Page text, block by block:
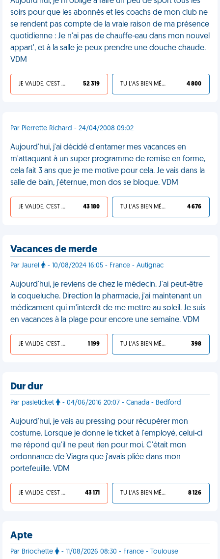
soirs pour que les abonnés et les coachs de mon club ne
se rendent pas compte de la vraie raison de ma présence
quotidienne : Je n'ai pas de chauffe-eau dans mon nouvel
appart', et à la salle je peux prendre une douche chaude.
VDM
JE VALIDE, C'EST UNE VDM 52 319 TU L'AS BIEN MÉRITÉ 4 800
Par Pierrette Richard - 24/04/2008 09:02
Aujourd'hui, j'ai décidé d'entamer mes vacances en
m'attaquant à un super programme de remise en forme,
cela fait 3 ans que je me motive pour cela. Je vais dans la
salle de bain, j'éternue, mon dos se bloque. VDM
JE VALIDE, C'EST UNE VDM 43 180 TU L'AS BIEN MÉRITÉ 4 676
Vacances de merde
Par Jaurel - 10/08/2024 16:05 - France - Autignac
Aujourd'hui, je reviens de chez le médecin. J'ai peut-être
la coqueluche. Direction la pharmacie, j'ai maintenant un
médicament qui m'interdit de me mettre au soleil. Je suis
en vacances à la plage pour encore une semaine. VDM
JE VALIDE, C'EST UNE VDM 1 199 TU L'AS BIEN MÉRITÉ 398
Dur dur
Par pasleticket - 04/06/2016 20:07 - Canada - Bedford
Aujourd'hui, je vais au pressing pour récupérer mon
costume. Lorsque je donne le ticket à l'employé, celui-ci
me répond qu'il ne peut rien pour moi. C'était mon
ordonnance de Viagra que j'avais pliée dans mon
portefeuille. VDM
JE VALIDE, C'EST UNE VDM 43 171 TU L'AS BIEN MÉRITÉ 8 126
Apte
Par Briochette - 11/08/2026 08:30 - France - Toulouse